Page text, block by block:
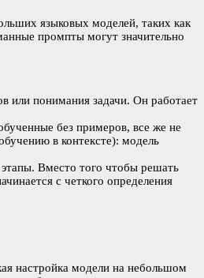
языковых моделей, таких как
промпты могут значительно
или понимания задачи. Он работает
без примеров, все же не
в контексте): модель
Вместо того чтобы решать
с четкого определения
настройка модели на небольшом